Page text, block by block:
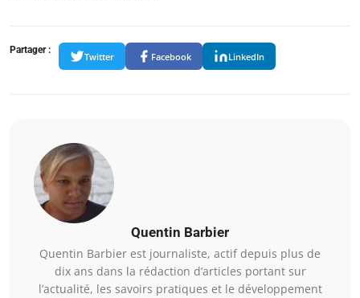
Partager :
Twitter Facebook LinkedIn
Quentin Barbier
Quentin Barbier est journaliste, actif depuis plus de
dix ans dans la rédaction d’articles portant sur
l’actualité, les savoirs pratiques et le développement